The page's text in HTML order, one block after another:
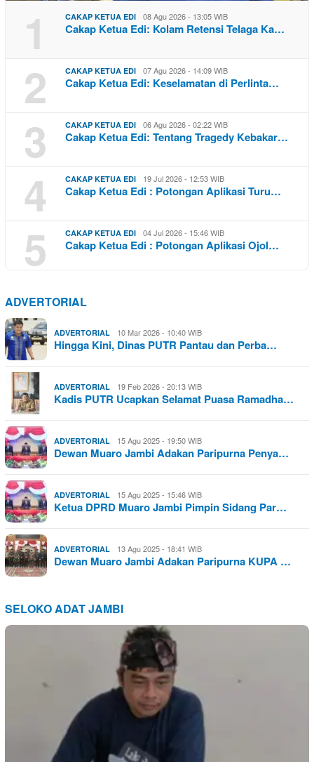
1 CAKAP KETUA EDI 08 Agu 2026 - 13:05 WIB
Cakap Ketua Edi: Kolam Retensi Telaga Ka…
2 CAKAP KETUA EDI 07 Agu 2026 - 14:09 WIB
Cakap Ketua Edi: Keselamatan di Perlinta…
3 CAKAP KETUA EDI 06 Agu 2026 - 02:22 WIB
Cakap Ketua Edi: Tentang Tragedy Kebakar…
4 CAKAP KETUA EDI 19 Jul 2026 - 12:53 WIB
Cakap Ketua Edi : Potongan Aplikasi Turu…
5 CAKAP KETUA EDI 04 Jul 2026 - 15:46 WIB
Cakap Ketua Edi : Potongan Aplikasi Ojol…
ADVERTORIAL
ADVERTORIAL 10 Mar 2026 - 10:40 WIB
Hingga Kini, Dinas PUTR Pantau dan Perba…
ADVERTORIAL 19 Feb 2026 - 20:13 WIB
Kadis PUTR Ucapkan Selamat Puasa Ramadha…
ADVERTORIAL 15 Agu 2025 - 19:50 WIB
Dewan Muaro Jambi Adakan Paripurna Penya…
ADVERTORIAL 15 Agu 2025 - 15:46 WIB
Ketua DPRD Muaro Jambi Pimpin Sidang Par…
ADVERTORIAL 13 Agu 2025 - 18:41 WIB
Dewan Muaro Jambi Adakan Paripurna KUPA …
SELOKO ADAT JAMBI